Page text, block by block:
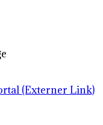
(Externer Link)